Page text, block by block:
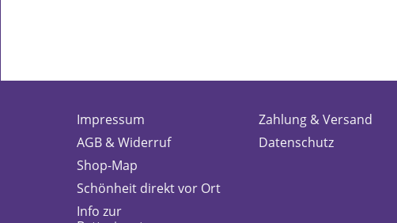
Impressum
AGB & Widerruf
Shop-Map
Schönheit direkt vor Ort
Info zur
Zahlung & Versand
Datenschutz